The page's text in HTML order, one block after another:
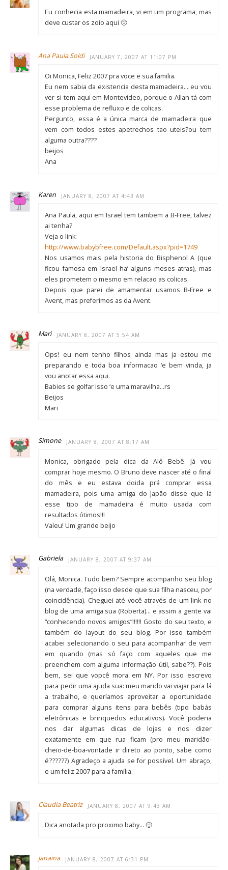
Eu conhecia esta mamadeira, vi em um programa, mas
deve custar os zoio aqui 🙁
Ana Paula Soldi JANUARY 7, 2007 AT 11:07 PM
Oi Monica, Feliz 2007 pra voce e sua familia.
Eu nem sabia da existencia desta mamadeira… eu vou
ver si tem aqui em Montevideo, porque o Allan tá com
esse problema de refluxo e de colicas.
Pergunto, essa é a única marca de mamadeira que
vem com todos estes apetrechos tao uteis?ou tem
alguma outra????
beijos
Ana
Karen JANUARY 8, 2007 AT 4:43 AM
Ana Paula, aqui em Israel tem tambem a B-Free, talvez
ai tenha?
Veja o link:
http://www.babybfree.com/Default.aspx?pid=1749
Nos usamos mais pela historia do Bisphenol A (que
ficou famosa em Israel ha’ alguns meses atras), mas
eles prometem o mesmo em relacao as colicas.
Depois que parei de amamentar usamos B-Free e
Avent, mas preferimos as da Avent.
Mari JANUARY 8, 2007 AT 5:54 AM
Ops! eu nem tenho filhos ainda mas ja estou me
preparando e toda boa informacao ‘e bem vinda, ja
vou anotar essa aqui.
Babies se golfar isso ‘e uma maravilha…rs
Beijos
Mari
Simone JANUARY 8, 2007 AT 8:17 AM
Monica, obrigado pela dica da Alô Bebê. Já vou
comprar hoje mesmo. O Bruno deve nascer até o final
do mês e eu estava doida prá comprar essa
mamadeira, pois uma amiga do Japão disse que lá
esse tipo de mamadeira é muito usada com
resultados ótimos!!!
Valeu! Um grande beijo
Gabriela JANUARY 8, 2007 AT 9:37 AM
Olá, Monica. Tudo bem? Sempre acompanho seu blog
(na verdade, faço isso desde que sua filha nasceu, por
coincidência). Cheguei até você através de um link no
blog de uma amiga sua (Roberta)… e assim a gente vai
“conhecendo novos amigos”!!!!!! Gosto do seu texto, e
também do layout do seu blog. Por isso também
acabei selecionando o seu para acompanhar de vem
em quando (mas só faço com aqueles que me
preenchem com alguma informação útil, sabe??). Pois
bem, sei que vopcê mora em NY. Por isso escrevo
para pedir uma ajuda sua: meu marido vai viajar para lá
a trabalho, e queríamos aproveitar a oportunidade
para comprar alguns itens para bebês (tipo babás
eletrônicas e brinquedos educativos). Você poderia
nos dar algumas dicas de lojas e nos dizer
exatamente em que rua ficam (pro meu maridão-
cheio-de-boa-vontade ir direto ao ponto, sabe como
é??????) Agradeço a ajuda se for possível. Um abraço,
e um feliz 2007 para a família.
Claudia Beatriz JANUARY 8, 2007 AT 9:43 AM
Dica anotada pro proximo baby… 🙂
Janaina JANUARY 8, 2007 AT 6:31 PM